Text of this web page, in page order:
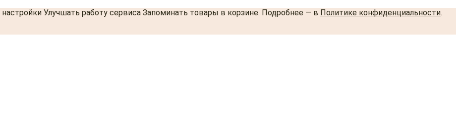
Улучшать работу сервиса Запоминать товары в корзине. Подробнее — в Политике конфиденциальности.